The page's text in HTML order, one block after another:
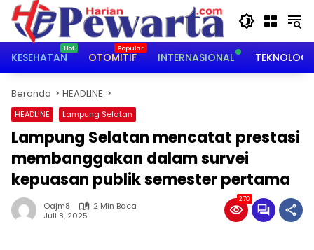
Langsung
konten
KESEHATAN
OTOMITIF INTERNASIONAL TEKNOLOGI
Beranda HEADLINE
HEADLINE Lampung Selatan
Lampung Selatan mencatat prestasi
membanggakan dalam survei
kepuasan publik semester pertama
Oajm8
2 Min Baca
Juli 8, 2025
270